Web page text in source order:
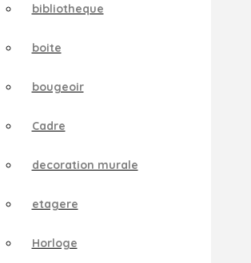
bibliotheque
boite
bougeoir
Cadre
decoration murale
etagere
Horloge